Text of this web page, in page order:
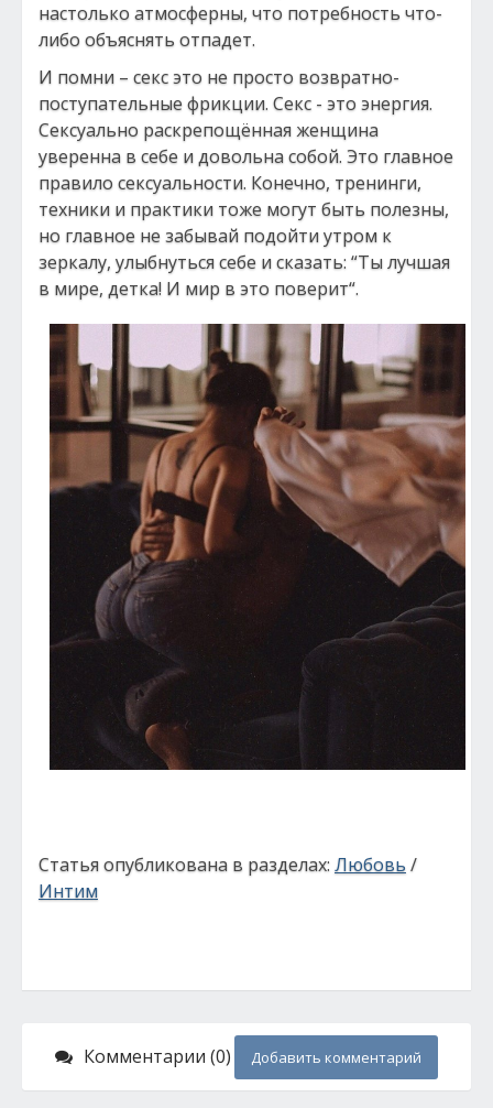
настолько атмосферны, что потребность что-
либо объяснять отпадет.
И помни – секс это не просто возвратно-
поступательные фрикции. Секс - это энергия.
Сексуально раскрепощённая женщина
уверенна в себе и довольна собой. Это главное
правило сексуальности. Конечно, тренинги,
техники и практики тоже могут быть полезны,
но главное не забывай подойти утром к
зеркалу, улыбнуться себе и сказать: “Ты лучшая
в мире, детка! И мир в это поверит“.
Статья опубликована в разделах: Любовь/
Интим
Комментарии (0) Добавить комментарий